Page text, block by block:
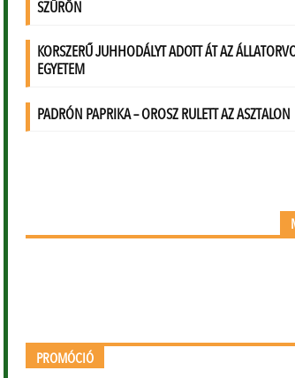
PROMÓCIÓ